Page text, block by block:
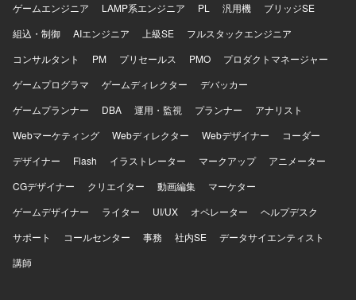
ゲームエンジニア
LAMP系エンジニア PL 汎用機
ブリッジSE
組込・制御
AIエンジニア 上級SE
フルスタックエンジニア
コンサルタント
PM プリセールス PMO
プロダクトマネージャー
ゲームプログラマ
ゲームディレクター
デバッカー
ゲームプランナー
DBA 運用・監視 プランナー
アナリスト
Webマーケティング
Webディレクター Webデザイナー
コーダー
デザイナー
Flash イラストレーター マークアップ
アニメーター
CGデザイナー
クリエイター 動画編集
マーケター
ゲームデザイナー
ライター UI/UX オペレーター
ヘルプデスク
サポート
コールセンター 事務 社内SE
データサイエンティスト
講師